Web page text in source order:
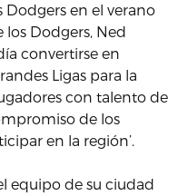
Dodgers en el verano
los Dodgers, Ned
convertirse en
Ligas para la
con talento de
de los
en la región’.
equipo de su ciudad